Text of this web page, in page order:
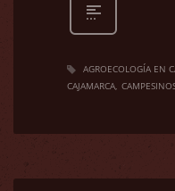
AGROECOLOGÍA EN
CAJAMARCA